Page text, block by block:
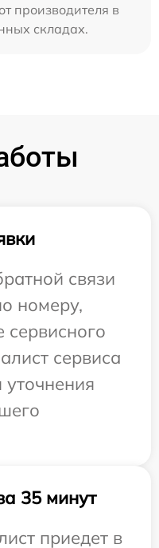
производителя в
складах.
связи
номеру,
сервисного
сервиса
35 минут
приедет в